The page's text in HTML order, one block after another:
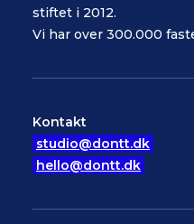
stiftet i 2012.
Vi har over 300.000
Kontakt
studio@dontt.dk
hello@dontt.dk